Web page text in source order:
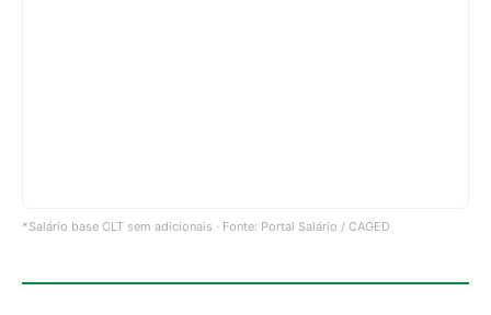
*Salário base CLT sem adicionais · Fonte: Portal Salário / CAGED